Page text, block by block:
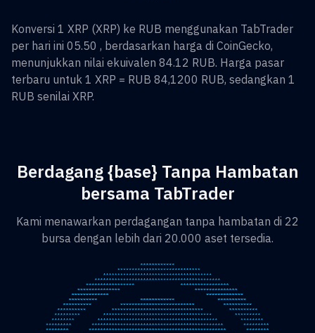
Konversi 1 XRP (XRP) ke RUB menggunakan TabTrader
per hari ini 05.50 , berdasarkan harga di CoinGecko,
menunjukkan nilai ekuivalen 84.12 RUB. Harga pasar
terbaru untuk 1 XRP = RUB 84,1200 RUB, sedangkan 1
RUB senilai XRP.
Berdagang {base} Tanpa Hambatan
bersama TabTrader
Kami menawarkan perdagangan tanpa hambatan di 22
bursa dengan lebih dari 20.000 aset tersedia.